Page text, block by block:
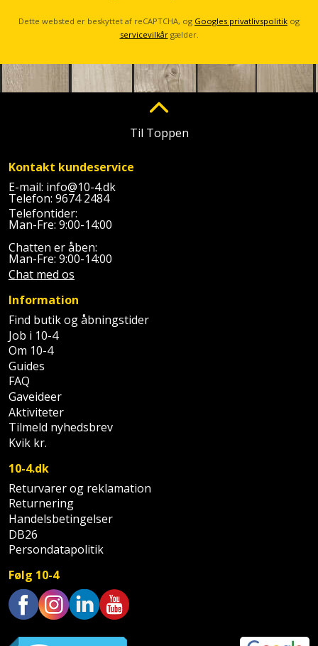
Sternbeklædning
og
tagplader
Terrasseopklodsning
Tråd
til
Træ
Vinduer
WinWin
plader
Palleløfter
Profilsaks
Renseservietter
og
wipes
Sækkelukker
Saks
Sav
Savbuk
Savklinge
Skraber
Skruestik
Skruetrækker
Skruetvinge
Smøring
og
rustopløser
Industristøvsuger
Kantlimer
og
geringssav
Kerneboremaskine
Klammepistol
Kombokit
Kompressor
Lader
Ligesliber
Linjelaser
Loddekolbe
Luftværktøj
Måleinstrumenter
Højbede
Hylder
Jul
Kaffe
Klæbesøm
Køkkenudstyr
Leg
Lommelygte
Merchandise
Mobiltilbehør
Pavillon
Personlig
pleje
Plantekasser
Postkasse
Postkassestander
Dette websted er beskyttet af reCAPTCHA, og Googles privatlivspolitik og
servicevilkårgælder.
Til Toppen
Kontakt kundeservice
E-mail: info@10-4.dk
Telefon: 9674 2484
Telefontider:
Man-Fre: 9:00-14:00
Chatten er åben:
Man-Fre: 9:00-14:00
Chat med os
Information
Find butik og åbningstider
Job i 10-4
Om 10-4
Guides
FAQ
Gaveideer
Aktiviteter
Tilmeld nyhedsbrev
Kvik kr.
10-4.dk
Returvarer og reklamation
Returnering
Handelsbetingelser
DB26
Persondatapolitik
Følg 10-4